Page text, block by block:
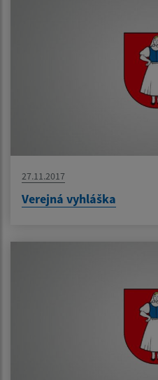
27.11.2017
Verejná vyhláška